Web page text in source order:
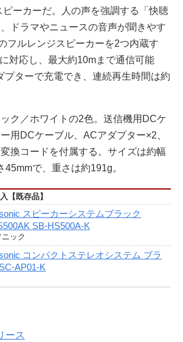
ーカーだ。人の声を強調する「快聴
ドラマやニュースの音声が聞きやす
フルレンジスピーカーを2つ内蔵す
対応し、最大約10mまで通信可能
プターで充電でき、連続再生時間は約
ク／ホワイトの2色。送信機用DCケ
用DCケーブル、ACアダプター×2、
換コードを付属する。サイズは約幅
で、重さは約191g。
【既存品】
スピーカーシステムブラック
SB-HS500A-K
ック
コンパクトステレオシステム ブラ
AP01-K
ース